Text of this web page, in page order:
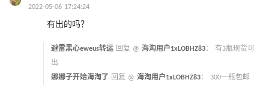
2022-05-06 17:24:24
有出的吗？
避雷黑心eweus转运 回复 @ 海淘用户1xLOBHZ83： 有3瓶现货可
出
娜娜子开始海淘了
回复 @ 海淘用户1xLOBHZ83： 300一瓶包邮